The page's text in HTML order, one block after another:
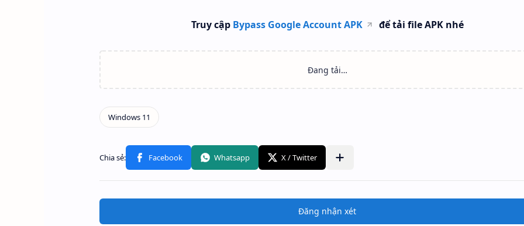
Truy cập Bypass Google Account APK để tải file APK nhé
Đăng nhận xét